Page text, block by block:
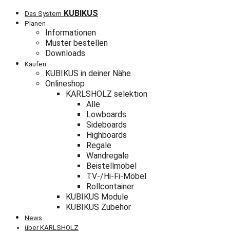
Das System KUBIKUS
Planen
Informationen
Muster bestellen
Downloads
Kaufen
KUBIKUS in deiner Nähe
Onlineshop
KARLSHOLZ selektion
Alle
Lowboards
Sideboards
Highboards
Regale
Wandregale
Beistellmöbel
TV-/Hi-Fi-Möbel
Rollcontainer
KUBIKUS Module
KUBIKUS Zubehör
News
über KARLSHOLZ